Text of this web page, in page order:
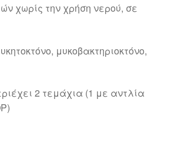
χωρίς την χρήση νερού, σε
μυκοβακτηριοκτόνο,
2 τεμάχια (1 με αντλία